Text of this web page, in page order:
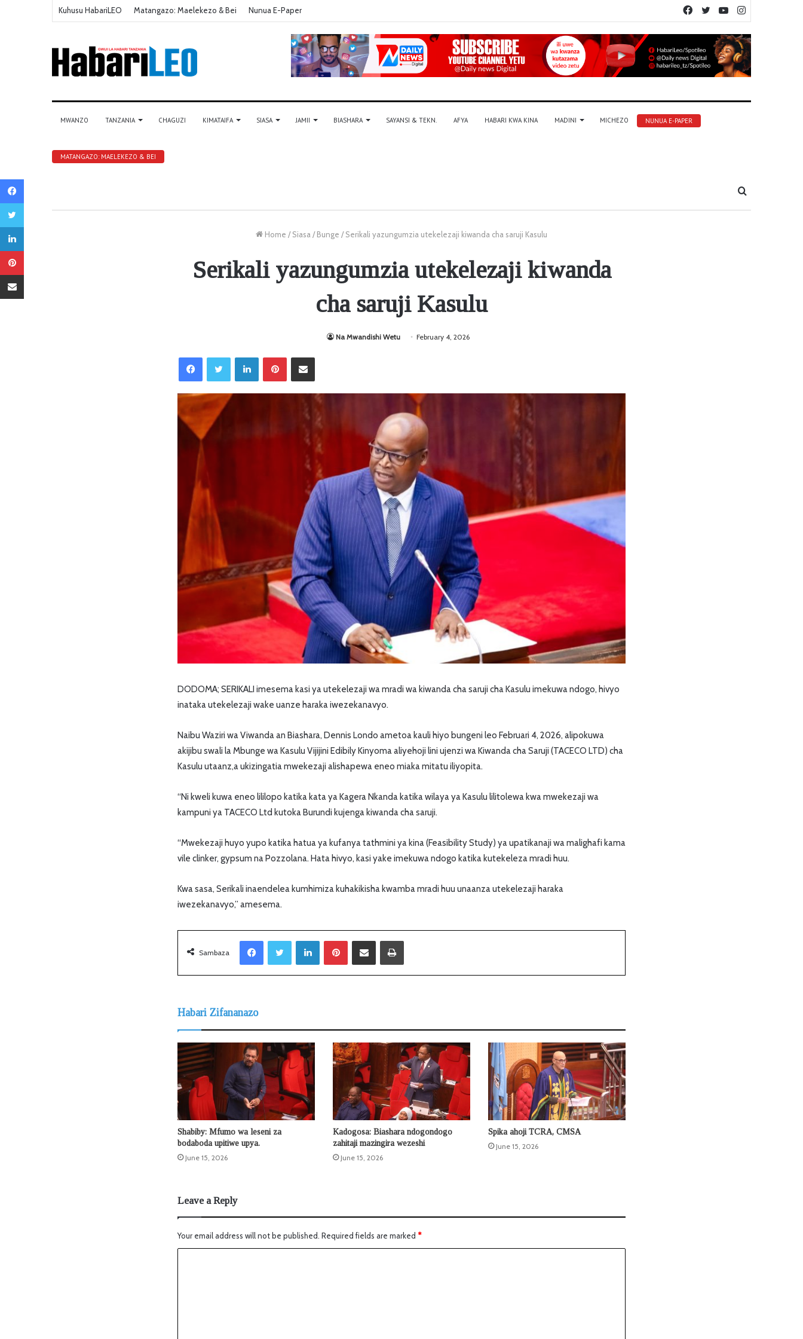
Kuhusu HabariLEO Matangazo: Maelekezo & Bei Nunua E-Paper YouTube
Twitter
Facebook
MWANZO TANZANIA CHAGUZI KIMATAIFA SIASA JAMII BIASHARA SAYANSI & TEKN. AFYA HABARI KWA KINA MADINI MICHEZO NUNUA E-PAPER
MATANGAZO: MAELEKEZO & BEI
Tafuta
Home / Siasa / Bunge / Serikali yazungumzia utekelezaji kiwanda cha saruji Kasulu
Serikali yazungumzia utekelezaji kiwanda
cha saruji Kasulu
Na Mwandishi Wetu February 4, 2026
LinkedIn
DODOMA; SERIKALI imesema kasi ya utekelezaji wa mradi wa kiwanda cha saruji cha Kasulu imekuwa ndogo, hivyo
inataka utekelezaji wake uanze haraka iwezekanavyo.
Naibu Waziri wa Viwanda an Biashara, Dennis Londo ametoa kauli hiyo bungeni leo Februari 4, 2026, alipokuwa
akijibu swali la Mbunge wa Kasulu Vijijini Edibily Kinyoma aliyehoji lini ujenzi wa Kiwanda cha Saruji (TACECO LTD) cha
Kasulu utaanz,a ukizingatia mwekezaji alishapewa eneo miaka mitatu iliyopita.
“Ni kweli kuwa eneo lililopo katika kata ya Kagera Nkanda katika wilaya ya Kasulu lilitolewa kwa mwekezaji wa
kampuni ya TACECO Ltd kutoka Burundi kujenga kiwanda cha saruji.
“Mwekezaji huyo yupo katika hatua ya kufanya tathmini ya kina (Feasibility Study) ya upatikanaji wa malighafi kama
vile clinker, gypsum na Pozzolana. Hata hivyo, kasi yake imekuwa ndogo katika kutekeleza mradi huu.
Kwa sasa, Serikali inaendelea kumhimiza kuhakikisha kwamba mradi huu unaanza utekelezaji haraka
iwezekanavyo,” amesema.
Sambaza
LinkedIn Sambaza kupitia barua pepe
Habari Zifananazo
Shabiby: Mfumo wa leseni za
bodaboda upitiwe upya.
June 15, 2026
Kadogosa: Biashara ndogondogo
zahitaji mazingira wezeshi
June 15, 2026
Spika ahoji TCRA, CMSA
June 15, 2026
Leave a Reply
Your email address will not be published. Required fields are marked *